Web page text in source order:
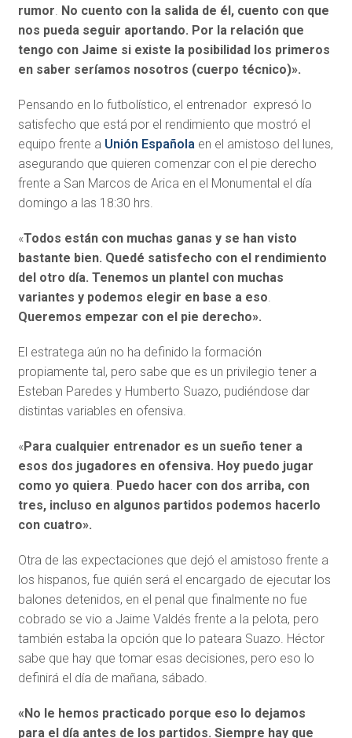
rumor. No cuento con la salida de él, cuento con que
nos pueda seguir aportando. Por la relación que
tengo con Jaime si existe la posibilidad los primeros
en saber seríamos nosotros (cuerpo técnico)».
Pensando en lo futbolístico, el entrenador expresó lo
satisfecho que está por el rendimiento que mostró el
equipo frente a Unión Españolaen el amistoso del lunes,
asegurando que quieren comenzar con el pie derecho
frente a San Marcos de Arica en el Monumental el día
domingo a las 18:30 hrs.
«Todos están con muchas ganas y se han visto
bastante bien. Quedé satisfecho con el rendimiento
del otro día. Tenemos un plantel con muchas
variantes y podemos elegir en base a eso.
Queremos empezar con el pie derecho».
El estratega aún no ha definido la formación
propiamente tal, pero sabe que es un privilegio tener a
Esteban Paredes y Humberto Suazo, pudiéndose dar
distintas variables en ofensiva.
«Para cualquier entrenador es un sueño tener a
esos dos jugadores en ofensiva. Hoy puedo jugar
como yo quiera. Puedo hacer con dos arriba, con
tres, incluso en algunos partidos podemos hacerlo
con cuatro».
Otra de las expectaciones que dejó el amistoso frente a
los hispanos, fue quién será el encargado de ejecutar los
balones detenidos, en el penal que finalmente no fue
cobrado se vio a Jaime Valdés frente a la pelota, pero
también estaba la opción que lo pateara Suazo. Héctor
sabe que hay que tomar esas decisiones, pero eso lo
definirá el día de mañana, sábado.
«No le hemos practicado porque eso lo dejamos
para el día antes de los partidos. Siempre hay que